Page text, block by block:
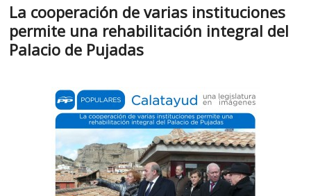
La cooperación de varias instituciones
permite una rehabilitación integral del
Palacio de Pujadas